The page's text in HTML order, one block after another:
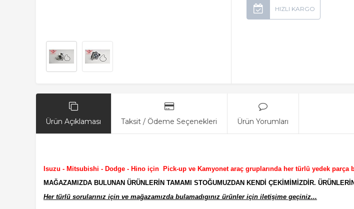
Ürün Açıklaması Taksit / Ödeme Seçenekleri Ürün Yorumları
Isuzu - Mitsubishi - Dodge - Hino için Pick-up ve Kamyonet araç gruplarında her türlü yedek parça
MAĞAZAMIZDA BULUNAN ÜRÜNLERİN TAMAMI STOĞUMUZDAN KENDİ ÇEKİMİMİZDİR.
Her türlü sorularınız için ve mağazamızda bulamadıgınız ürünler için iletişime geçiniz...